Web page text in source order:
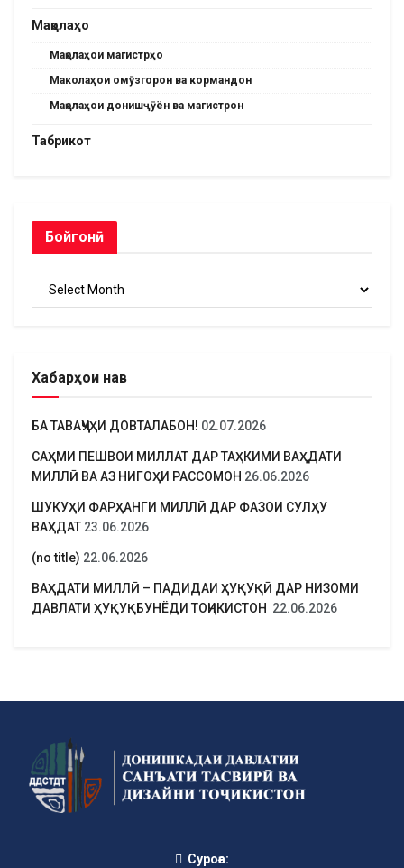
Мақолаҳо
Мақолаҳои магистрҳо
Маколаҳои омӯзгорон ва кормандон
Мақолаҳои донишҷӯён ва магистрон
Табрикот
Бойгонӣ
Бойгонӣ
Хабарҳои нав
БА ТАВАҶҶУҲИ ДОВТАЛАБОН! 02.07.2026
САҲМИ ПЕШВОИ МИЛЛАТ ДАР ТАҲКИМИ ВАҲДАТИ
МИЛЛӢ ВА АЗ НИГОҲИ РАССОМОН 26.06.2026
ШУКУҲИ ФАРҲАНГИ МИЛЛӢ ДАР ФАЗОИ СУЛҲУ
ВАҲДАТ 23.06.2026
(no title) 22.06.2026
ВАҲДАТИ МИЛЛӢ – ПАДИДАИ ҲУҚУҚӢ ДАР НИЗОМИ
ДАВЛАТИ ҲУҚУҚБУНЁДИ ТОҶИКИСТОН 22.06.2026
Суроға: